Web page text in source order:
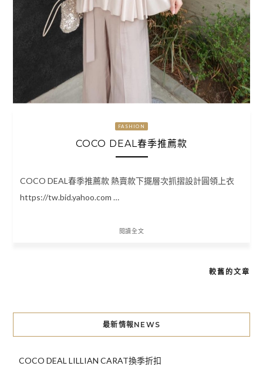
FASHION
COCO DEAL春季推薦款
COCO DEAL春季推薦款 熱賣款下擺層次抓摺設計圓領上衣
https://tw.bid.yahoo.com …
閱讀全文
導
覽
較舊的文章
最新情報NEWS
COCO DEAL LILLIAN CARAT換季折扣